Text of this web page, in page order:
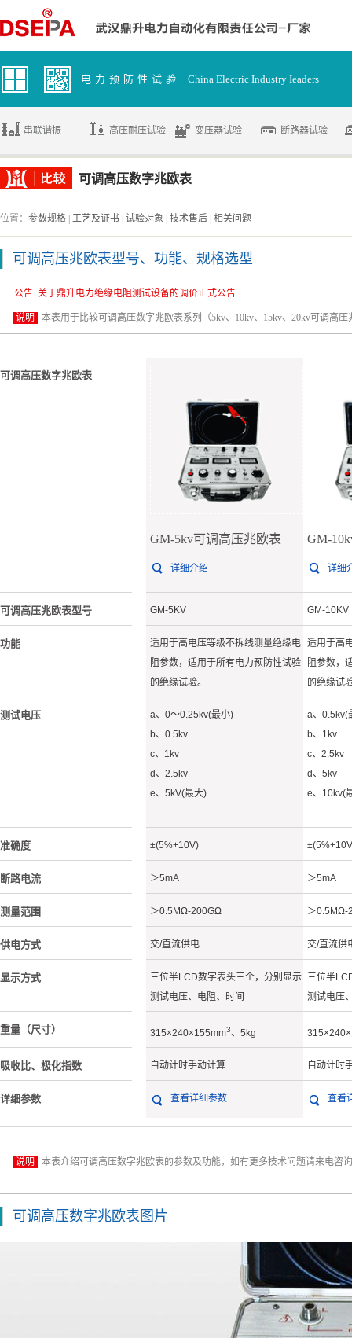
电力预防性试验 China Electric Industry Ieaders
串联谐振 高压耐压试验 变压器试验 断路器试验
可调高压数字兆欧表
位置： 参数规格 工艺及证书 试验对象 技术售后 相关问题
可调高压兆欧表型号、功能、规格选型
公告: 关于鼎升电力绝缘电阻测试设备的调价正式公告
说明 本表用于比较可调高压数字兆欧表系列（5kv、10kv、15kv、20kv可调高
可调高压数字兆欧表
GM-5kv可调高压兆欧表
详细介绍
GM-
详细
可调高压兆欧表型号 GM-5KV GM-10KV
功能
适用于高电压等级不拆线测量绝缘电
阻参数，适用于所有电力预防性试验
的绝缘试验。
适用于高
阻参数，
的绝缘试
测试电压
a、0～0.25kv(最小)
b、0.5kv
c、1kv
d、2.5kv
e、5kV(最大)
a、0.5kv(
b、1kv
c、2.5kv
d、5kv
e、10kv(
准确度 ±(5%+10V)
断路电流 ＞5mA ＞5mA
测量范围 ＞0.5MΩ-200GΩ ＞0.5MΩ-
供电方式 交/直流供电 交/直流供
显示方式
三位半LCD数字表头三个，分别显示
测试电压、电阻、时间
三位半
测试电压
重量（尺寸） 315×240×155mm3、5kg
吸收比、极化指数 自动计时手动计算 自动计时
详细参数 查看详细参数 查看
说明 本表介绍可调高压数字兆欧表的参数及功能，如有更多技术问题请来电咨
可调高压数字兆欧表图片